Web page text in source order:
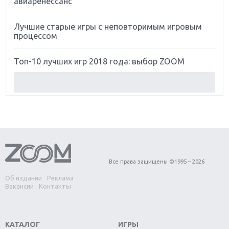
Лучшие старые игры с неповторимым игровым
процессом
Топ-10 лучших игр 2018 года: выбор ZOOM
Обзор игры Forza Horizon 4: вершина эволюции
Две важных новинки для консолей: Spider-Man и
Divinity Original Sin 2
Switch
Об издании
Реклама
Вакансии
Контакты
Все права защищены ©1995 – 2026
КАТАЛОГ ИГРЫ